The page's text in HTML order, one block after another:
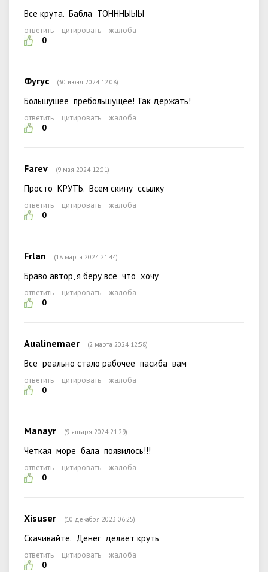
Все крута. Бабла ТОНННЫЫЫ
ответить цитировать
жалоба
0
Фугус (30 июня 2024 12:08)
Большущее пребольшущее! Так держать!
ответить цитировать
жалоба
0
Farev (9 мая 2024 12:01)
Просто КРУТЬ. Всем скину ссылку
ответить цитировать
жалоба
0
Frlan (18 марта 2024 21:44)
Браво автор, я беру все что хочу
ответить цитировать
жалоба
0
Aualinemaer (2 марта 2024 12:58)
Все реально стало рабочее пасиба вам
ответить цитировать
жалоба
0
Manayr (9 января 2024 21:29)
Четкая море бала появилось!!!
ответить цитировать
жалоба
0
Xisuser (10 декабря 2023 06:25)
Скачивайте. Денег делает круть
ответить цитировать
жалоба
0